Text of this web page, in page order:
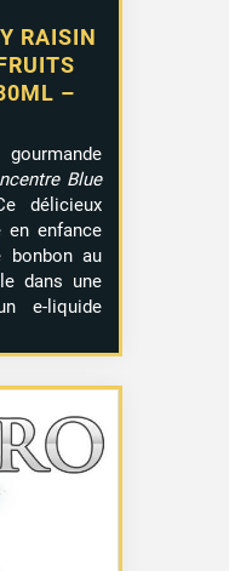
RAISIN
–
Blue
délicieux
en enfance
bonbon au
dans une
e-liquide